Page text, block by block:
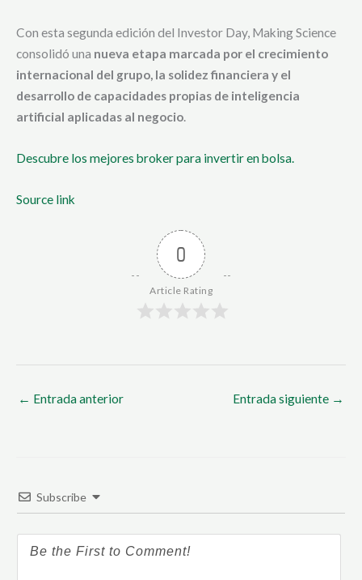
Con esta segunda edición del Investor Day, Making Science
consolidó una nueva etapa marcada por el crecimiento
internacional del grupo, la solidez financiera y el
desarrollo de capacidades propias de inteligencia
artificial aplicadas al negocio.
Descubre los mejores broker para invertir en bolsa.
Source link
0
Article Rating
← Entrada anterior Entrada siguiente →
Subscribe